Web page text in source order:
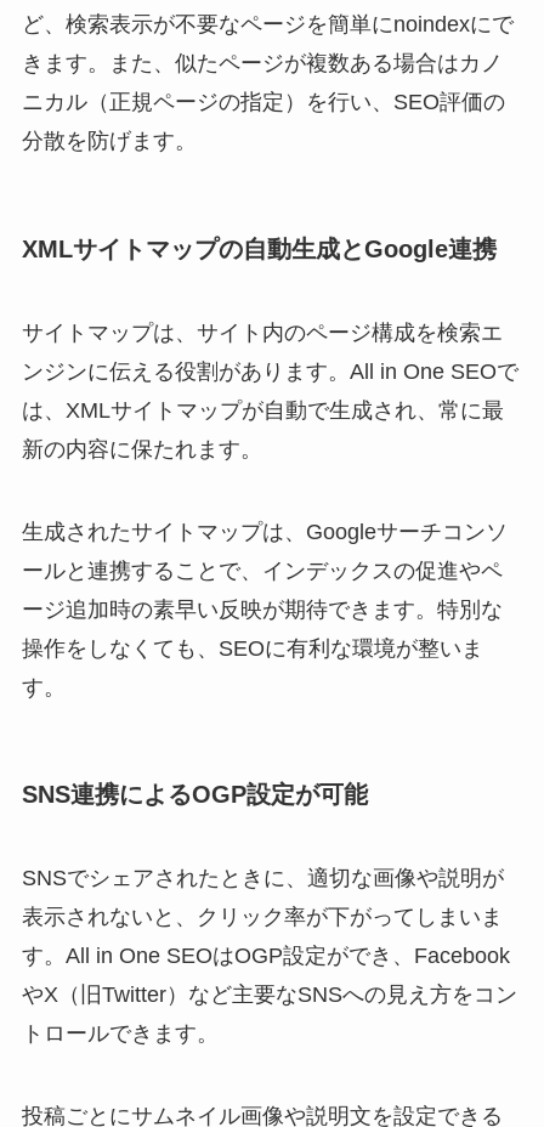
ど、検索表示が不要なページを簡単にnoindexにで
きます。また、似たページが複数ある場合はカノ
ニカル（正規ページの指定）を行い、SEO評価の
分散を防げます。
XMLサイトマップの自動生成とGoogle連携
サイトマップは、サイト内のページ構成を検索エ
ンジンに伝える役割があります。All in One SEOで
は、XMLサイトマップが自動で生成され、常に最
新の内容に保たれます。
生成されたサイトマップは、Googleサーチコンソ
ールと連携することで、インデックスの促進やペ
ージ追加時の素早い反映が期待できます。特別な
操作をしなくても、SEOに有利な環境が整いま
す。
SNS連携によるOGP設定が可能
SNSでシェアされたときに、適切な画像や説明が
表示されないと、クリック率が下がってしまいま
す。All in One SEOはOGP設定ができ、Facebook
やX（旧Twitter）など主要なSNSへの見え方をコン
トロールできます。
投稿ごとにサムネイル画像や説明文を設定できる